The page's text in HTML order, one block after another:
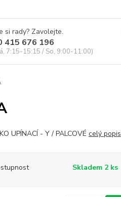
si rady? Zavolejte.
415 676 196
7:15-15:15 / So, 9:00-11:00)
UPÍNACÍ - Y / PALCOVÉ celý popis
Skladem 2 ks